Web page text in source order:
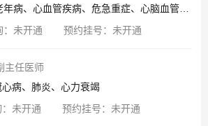
培训。科室对急诊病人实行A、B、C、D
念，各种绿色通道运行通畅。其中心肺
诊诊区、抢救室、洗胃间、清创间、观
急诊抢救区可以同时容纳4-8名危重患者
颤器以及呼吸机设备完善。科室先后派
院进修学习，和朝阳医院建立了良好的
未开通 预约挂号： 未开通
主任医师
病、肺炎、心力衰竭
未开通 预约挂号： 未开通